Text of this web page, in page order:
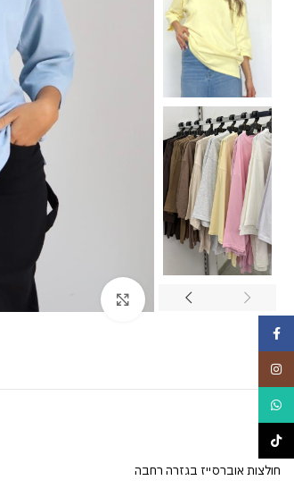
Click to enlarge
חולצות אוברסייז בגזרה רחבה